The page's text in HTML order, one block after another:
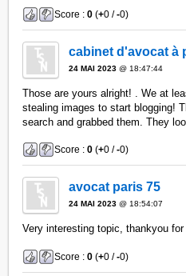
Score :0 (+0 /-0)
cabinet d'avocat à
24 MAI 2023 @ 18:47:44
Those are yours alright! . We at
stealing images to start blogging!
search and grabbed them. They
Score :0 (+0 /-0)
avocat paris 75
24 MAI 2023 @ 18:54:07
Very interesting topic, thankyou for
Score :0 (+0 /-0)